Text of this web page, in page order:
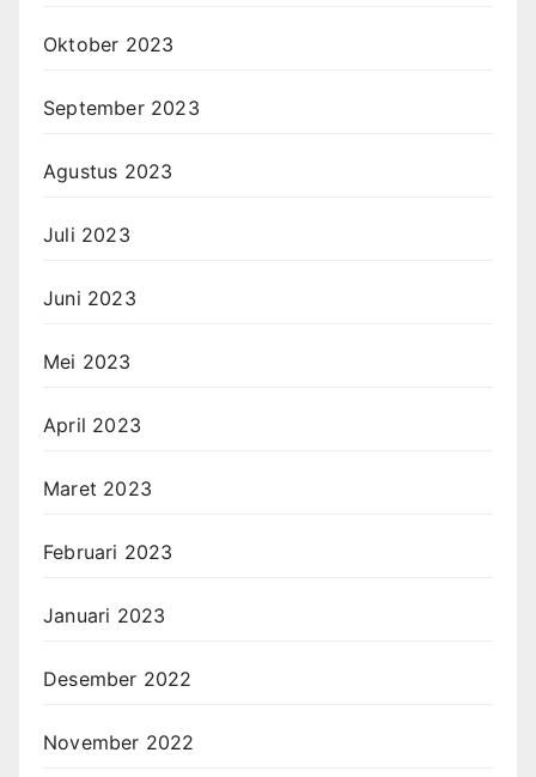
Oktober 2023
September 2023
Agustus 2023
Juli 2023
Juni 2023
Mei 2023
April 2023
Maret 2023
Februari 2023
Januari 2023
Desember 2022
November 2022